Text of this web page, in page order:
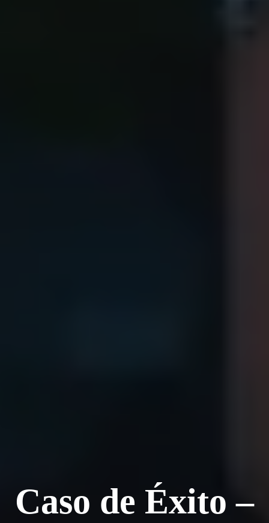
Caso de Éxito –